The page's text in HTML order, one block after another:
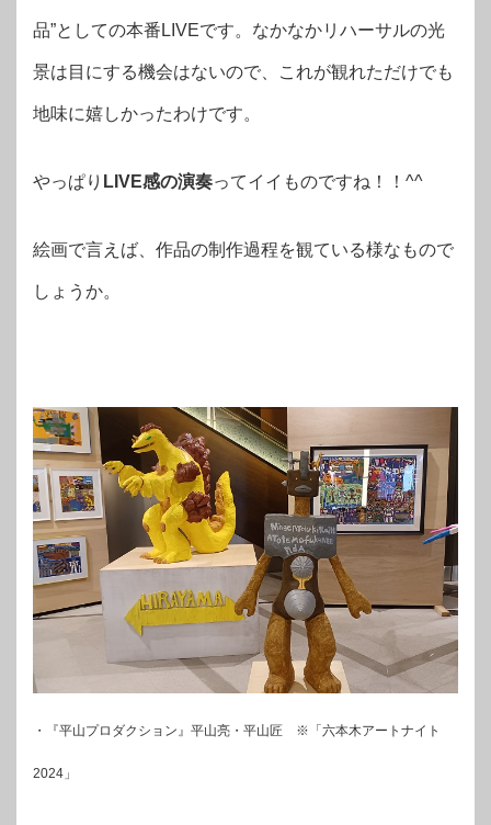
品”としての本番LIVEです。なかなかリハーサルの光
景は目にする機会はないので、これが観れただけでも
地味に嬉しかったわけです。
やっぱり LIVE感の演奏ってイイものですね！！^^
絵画で言えば、作品の制作過程を観ている様なもので
しょうか。
・『平山プロダクション』平山亮・平山匠 ※「六本木アートナイト
2024」